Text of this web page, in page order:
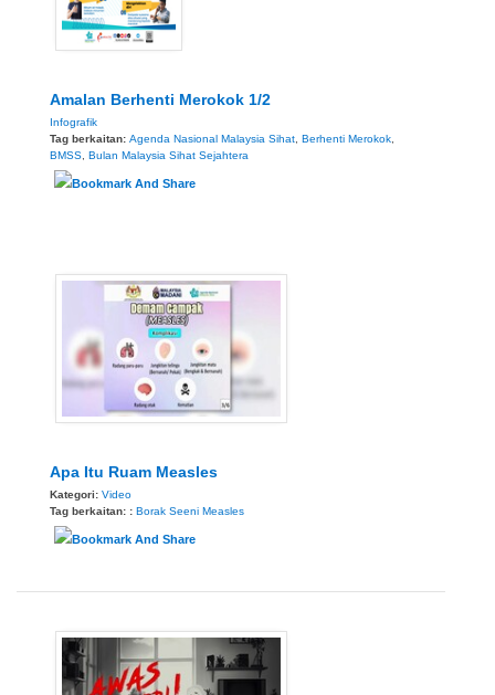
Amalan Berhenti Merokok 1/2
Infografik
Tag berkaitan: Agenda Nasional Malaysia Sihat, Berhenti Merokok,
BMSS, Bulan Malaysia Sihat Sejahtera
Apa Itu Ruam Measles
Kategori: Video
Tag berkaitan: : Borak Seeni Measles